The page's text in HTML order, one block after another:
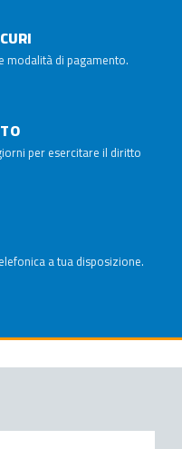
modalità di pagamento.
per esercitare il diritto
a tua disposizione.